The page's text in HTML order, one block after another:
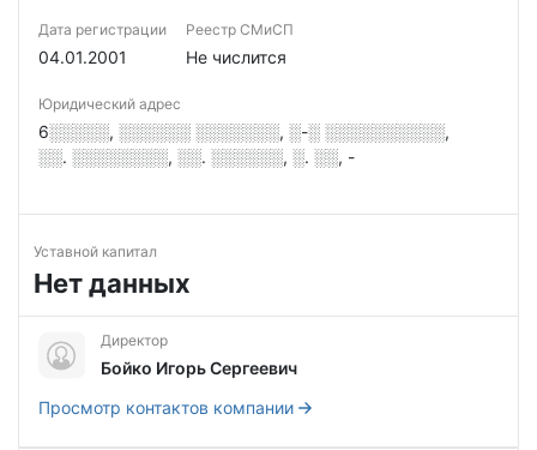
Дата регистрации
04.01.2001
Реестр СМиСП
Не числится
Юридический адрес
6░░░░░, ░░░░░░ ░░░░░░░, ░-░ ░░░░░░░░░░,
░░. ░░░░░░░░, ░░. ░░░░░░, ░. ░░, -
Уставной капитал
Нет данных
Директор
Бойко Игорь Сергеевич
Просмотр контактов компании